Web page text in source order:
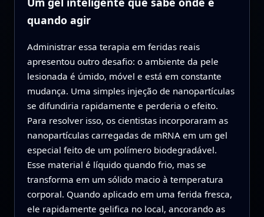
quando agir
Administrar essa terapia em feridas reais
apresentou outro desafio: o ambiente da pele
lesionada é úmido, móvel e está em constante
mudança. Uma simples injeção de nanopartículas
se difundiria rapidamente e perderia o efeito.
Para resolver isso, os cientistas incorporaram as
nanopartículas carregadas de mRNA em um gel
especial feito de um polímero biodegradável.
Esse material é líquido quando frio, mas se
transforma em um sólido macio à temperatura
corporal. Quando aplicado em uma ferida fresca,
ele rapidamente gelifica no local, ancorando as